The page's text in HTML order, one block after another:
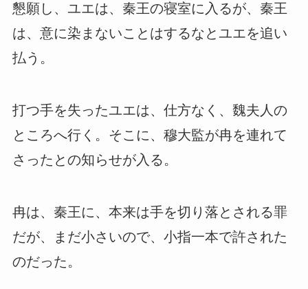
懇願し、ユエは、秦王の寝室に入るが、秦王
は、意に染まないことはするなとユエを追い
払う。
打つ手を失ったユエは、仕方なく、魏夫人の
ところへ行く。そこに、穆大監が冉を連れて
さったとの知らせが入る。
冉は、秦王に、本来は手を切り落とされる罪
だが、まだ小さいので、小指一本で許された
のだった。